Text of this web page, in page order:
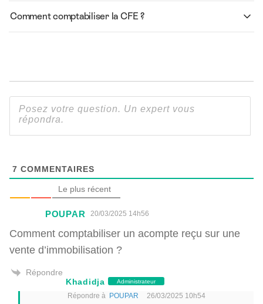
Comment comptabiliser la CFE ?
7 COMMENTAIRES
Le plus récent
POUPAR 20/03/2025 14h56
Comment comptabiliser un acompte reçu sur une
vente d’immobilisation ?
Répondre
Khadidja
Administrateur
Répondre à POUPAR 26/03/2025 10h54